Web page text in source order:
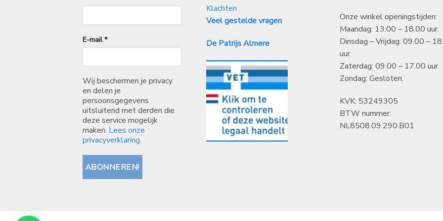
E-mail*
Wij beschermen je privacy
en delen je
persoonsgegevens
uitsluitend met derden die
deze service mogelijk
maken. Lees onze
privacyverklaring.
Klachten
Veel gestelde vragen
De Patrijs Almere
Onze winkel openingstijden:
Maandag: 13.00 – 18.00 uur.
Dinsdag – Vrijdag: 09.00 –
uur.
Zaterdag: 09.00 – 17.00 uur.
Zondag: Gesloten.
KVK: 53249305
BTW nummer:
NL8508.09.290.B01